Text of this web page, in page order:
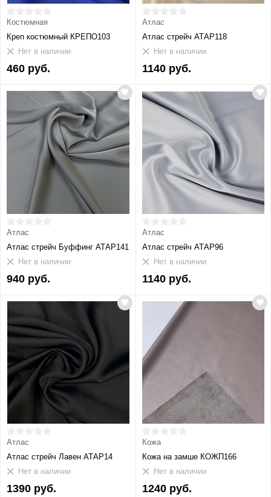
Костюмная
Креп костюмный КРЕПО103
Нет в наличии
460 руб.
Атлас
Атлас стрейч АТАР118
Нет в наличии
1140 руб.
Атлас
Атлас стрейч Буффинг АТАР141
Нет в наличии
940 руб.
Атлас
Атлас стрейч АТАР96
Нет в наличии
1140 руб.
Атлас
Атлас стрейч Лавен АТАР14
Нет в наличии
1390 руб.
Кожа
Кожа на замше КОЖП166
Нет в наличии
1240 руб.